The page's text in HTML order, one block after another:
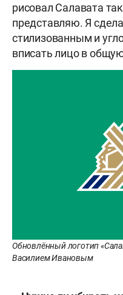
рисовал Салавата
представляю. Я
стилизованным и
вписать лицо в
Обновлённый логотип
Василием Ивановым